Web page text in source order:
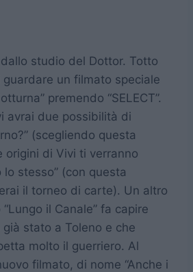
studio del Dottor. Totto
un filmato speciale
premendo “SELECT”.
avrai due possibilità di
(scegliendo questa
origini di Vivi ti verranno
lo stesso” (con questa
il torneo di carte). Un altro
il Canale” fa capire
stato a Toleno e che
molto il guerriero. Al
filmato, di nome “Anche i